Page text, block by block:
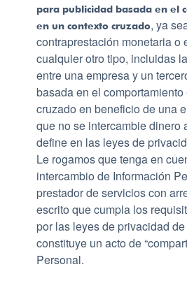
para publicidad basada en el
en un contexto cruzado, ya
contraprestación monetaria o
cualquier otro tipo, incluidas
entre una empresa y un
basada en el comportamiento
cruzado en beneficio de una
que no se intercambie dinero
define en las leyes de
Le rogamos que tenga en
intercambio de Información
prestador de servicios con
escrito que cumpla los
por las leyes de privacidad
constituye un acto de
Personal.